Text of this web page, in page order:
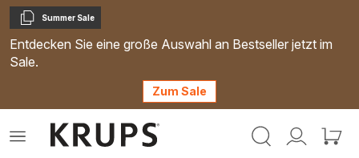
Kopieren
Summer Sale
Entdecken Sie eine große Auswahl an Bestseller jetzt im
Sale.
Zum Sale
Mein
Mein
Das